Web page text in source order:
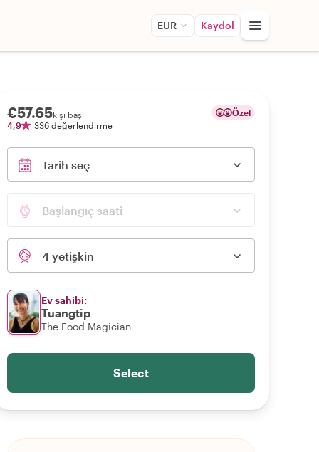
EUR Kaydol
€57.65kişi başı
4,9
336 değerlendirme
Özel
Tarih seç
Başlangıç saati
4 yetişkin
Ev sahibi:
Tuangtip
The Food Magician
Select